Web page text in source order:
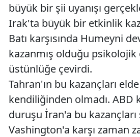
büyük bir şii uyanışı
Irak'ta büyük bir etkinlik
Batı karşısında Humeyni
kazanmış olduğu
üstünlüğe çevirdi.
Tahran'ın bu kazançları
kendiliğinden olmadı. ABD
duruşu İran'a bu kazançları
Vashington'a karşı zaman